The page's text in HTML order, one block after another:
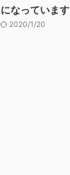
になっています
2020/1/20